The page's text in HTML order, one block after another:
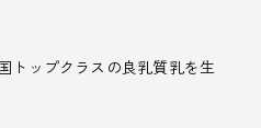
す。
トップクラスの良乳質乳を生